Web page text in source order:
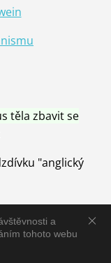
a
tohoto webu
těla zbavit se
"anglický
neutralizací a